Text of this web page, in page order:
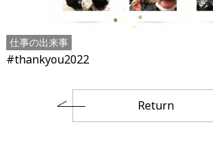
仕事の出来事
#thankyou2022
Return